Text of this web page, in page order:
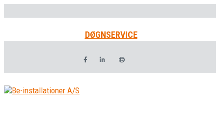
DØGNSERVICE